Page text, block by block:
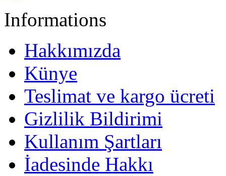
Informations
Hakkımızda
Künye
Teslimat ve kargo ücreti
Gizlilik Bildirimi
Kullanım Şartları
İadesinde Hakkı